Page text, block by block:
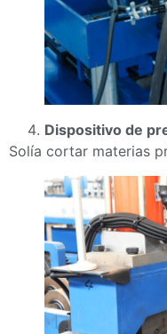
Dispositivo de
Solía cortar materias